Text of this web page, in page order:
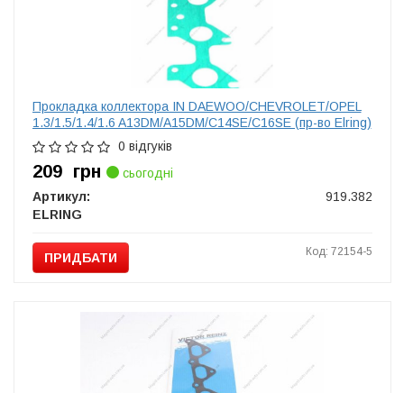
Прокладка коллектора IN DAEWOO/CHEVROLET/OPEL
1.3/1.5/1.4/1.6 A13DM/A15DM/C14SE/C16SE (пр-во Elring)
0 відгуків
209 грн
сьогодні
Артикул:
919.382
ELRING
ПРИДБАТИ Код: 72154-5